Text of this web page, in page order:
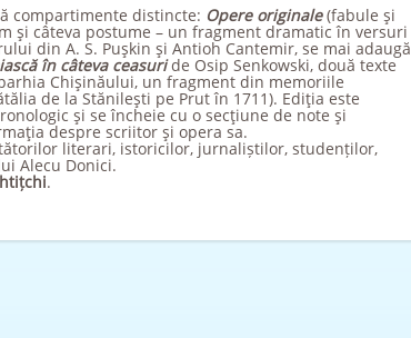
compartimente distincte: Opere originale(fabule şi
şi câteva postume – un fragment dramatic în versuri
din A. S. Puşkin şi Antioh Cantemir, se mai adaugă
în câteva ceasuride Osip Senkowski, două texte
Chişinăului, un fragment din memoriile
de la Stănileşti pe Prut în 1711). Ediţia este
şi se încheie cu o secţiune de note şi
despre scriitor şi opera sa.
literari, istoricilor, jurnaliștilor, studenților,
Alecu Donici.
.